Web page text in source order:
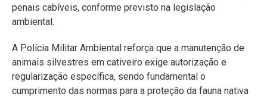
penais cabíveis, conforme previsto na legislação
ambiental.
A Polícia Militar Ambiental reforça que a manutenção de
animais silvestres em cativeiro exige autorização e
regularização específica, sendo fundamental o
cumprimento das normas para a proteção da fauna nativa